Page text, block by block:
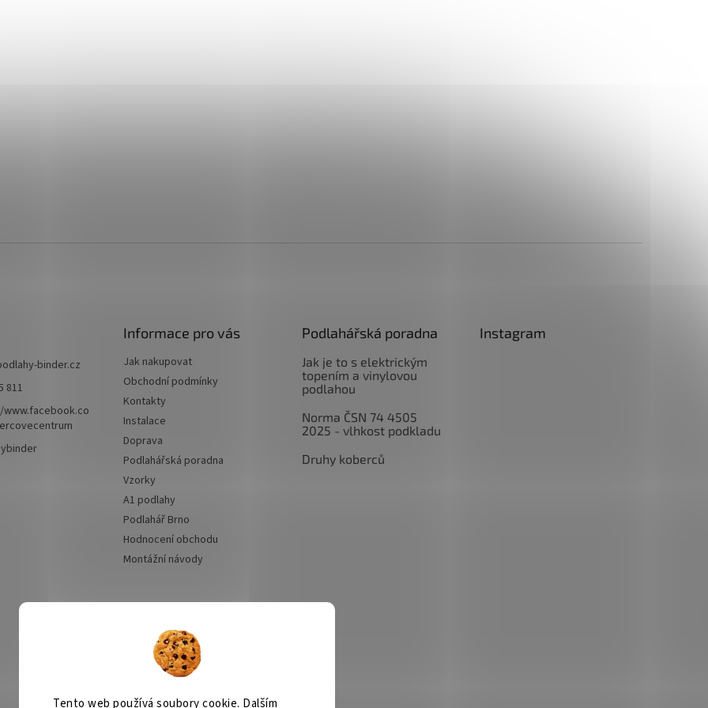
Tento web používá soubory cookie. Dalším
binder.cz
811
Informace pro vás
Jak nakupovat
Obchodní podmínky
Kontakty
Instalace
Doprava
Podlahářská poradna
Vzorky
A1 podlahy
Podlahář Brno
Hodnocení obchodu
Montážní návody
Podlahářská poradna
Jak je to s elektrickým
topením a vinylovou
podlahou
Norma ČSN 74 4505
2025 - vlhkost podkladu
Druhy koberců
Instagram
platby